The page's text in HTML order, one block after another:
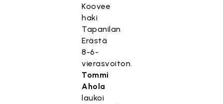
Koovee
haki
Tapanilan
Erästä
8-6-
vierasvoiton.
Tommi
Ahola
laukoi